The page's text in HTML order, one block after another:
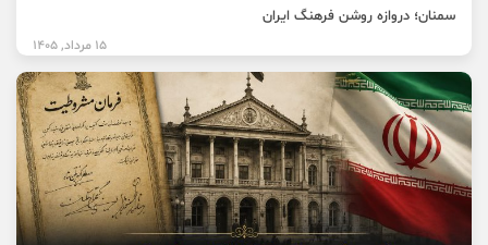
سمنان؛ دروازه روشن فرهنگ ایران
15 مرداد, 1405